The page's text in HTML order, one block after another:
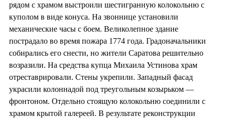
рядом с храмом выстроили шестигранную колокольню с
куполом в виде конуса. На звоннице установили
механические часы с боем. Великолепное здание
пострадало во время пожара 1774 года. Градоначальники
собирались его снести, но жители Саратова решительно
возразили. На средства купца Михаила Устинова храм
отреставрировали. Стены укрепили. Западный фасад
украсили колоннадой под треугольным козырьком —
фронтоном. Отдельно стоящую колокольню соединили с
храмом крытой галереей. В результате реконструкции